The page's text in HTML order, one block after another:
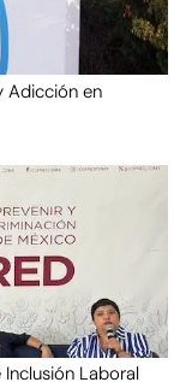
Adicción en
Laboral